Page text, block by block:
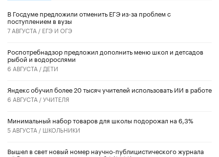
В Госдуме предложили отменить ЕГЭ из-за проблем с
поступлением в вузы
7 АВГУСТА / ЕГЭ И ОГЭ
Роспотребнадзор предложил дополнить меню школ и детсадов
рыбой и водорослями
6 АВГУСТА / ДЕТИ
​Яндекс обучил более 20 тысяч учителей использовать ИИ в работе
6 АВГУСТА /УЧИТЕЛЯ
Минимальный набор товаров для школы подорожал на 6,3%
5 АВГУСТА / ШКОЛЬНИКИ
Вышел в свет новый номер научно-публицистического журнала